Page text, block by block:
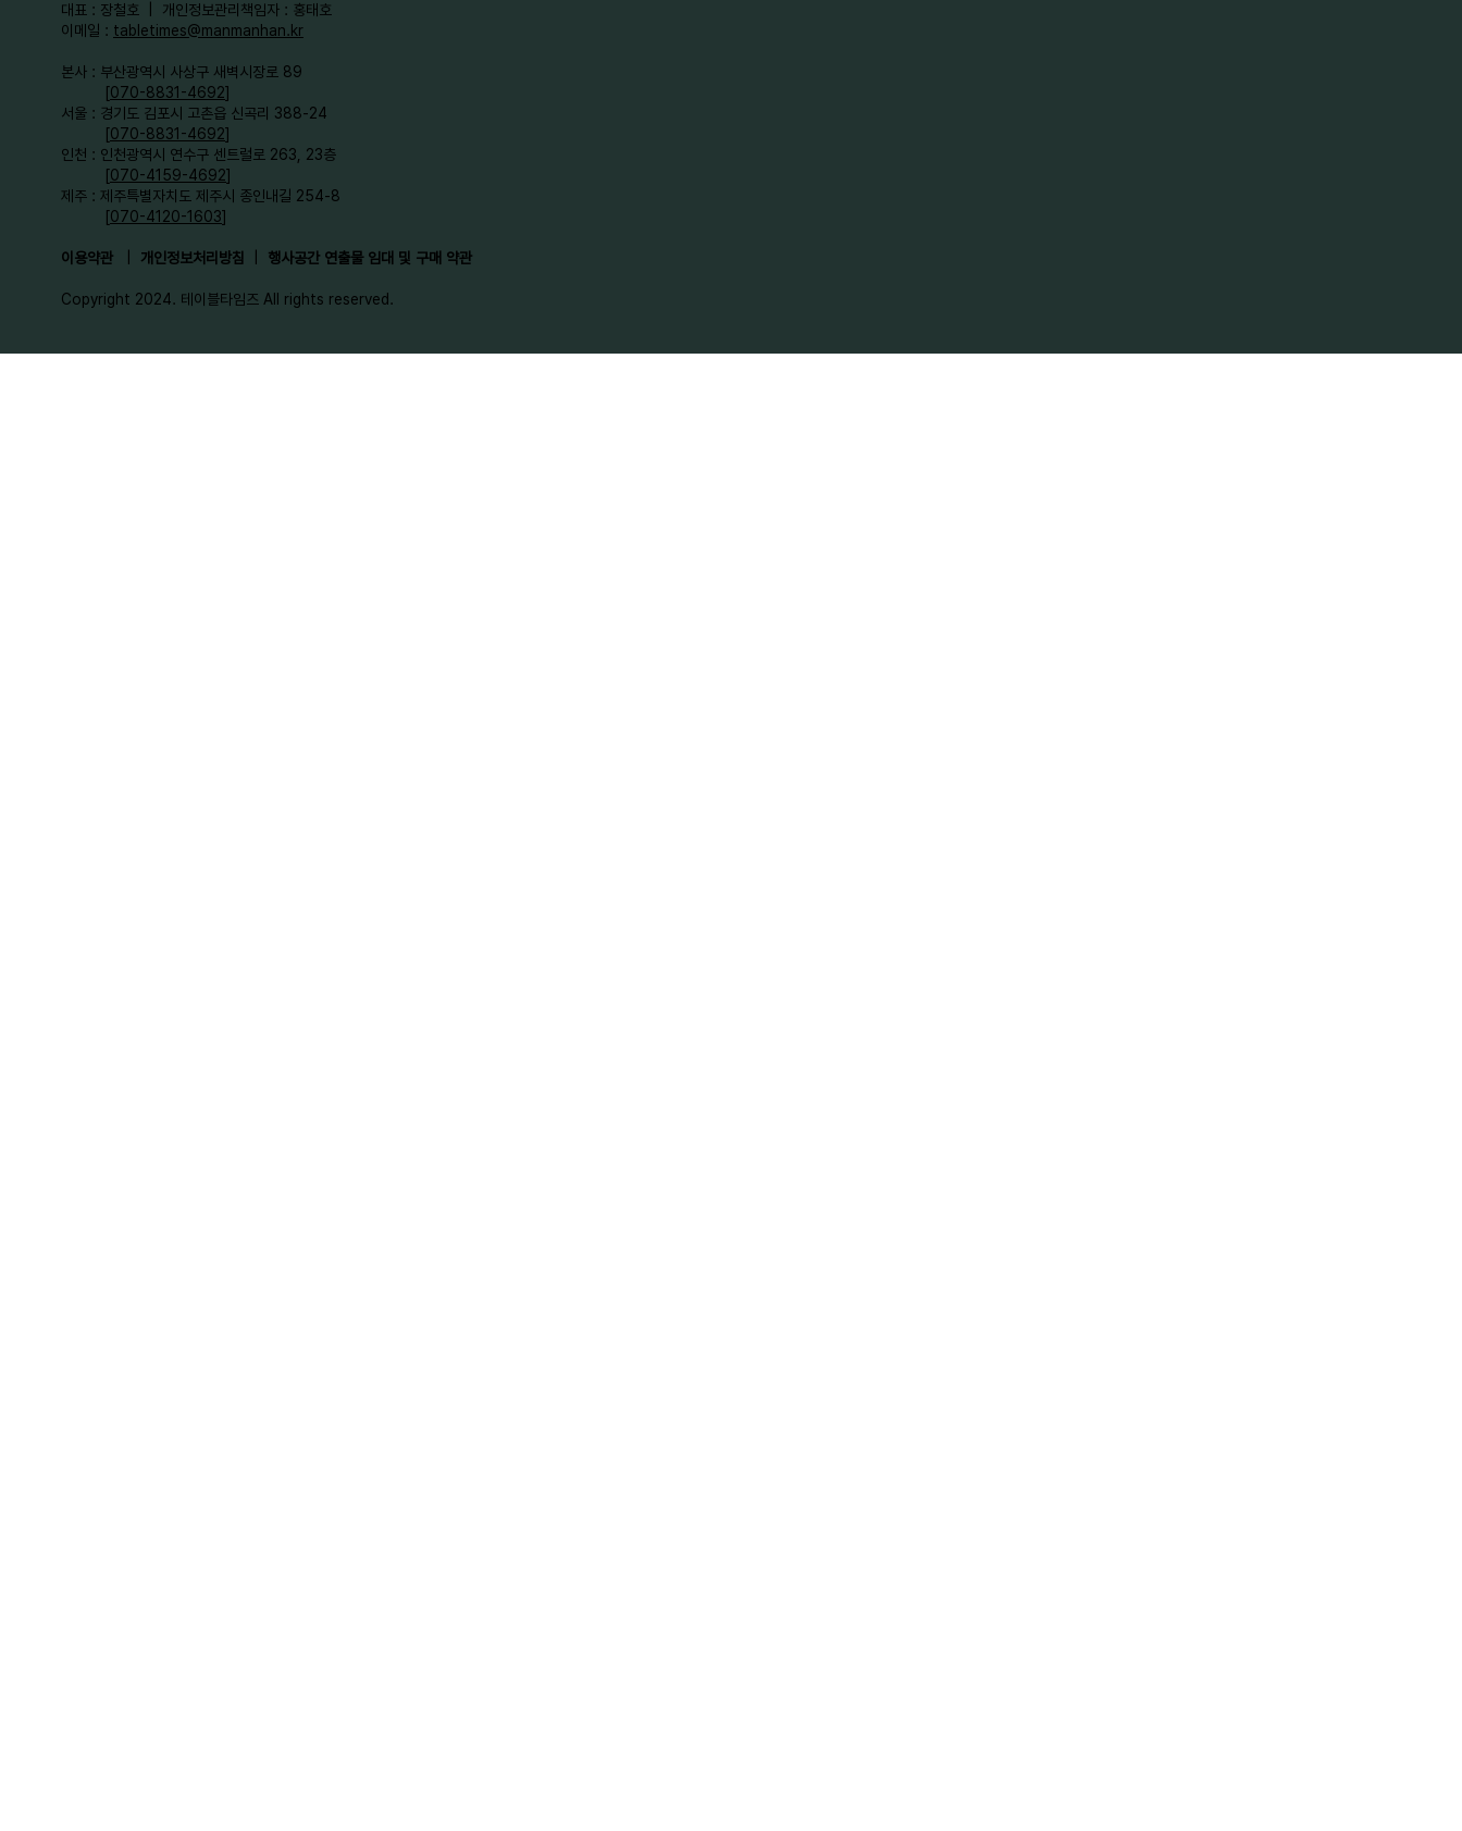
대표 : 장철호 | 개인정보관리책임자 : 홍태호
이메일 : tabletimes@manmanhan.kr
본사 : 부산광역시 사상구 새벽시장로 89
[070-8831-4692]
서울 : 경기도 김포시 고촌읍 신곡리 388-24
[070-8831-4692]
인천 : 인천광역시 연수구 센트럴로 263, 23층
[070-4159-4692]​
제주 : 제주특별자치도 제주시 종인내길 254-8
[070-4120-1603]
이용약관 개인정보처리방침 행사공간 연출물 임대 및 구매 약관
Copyright 2024. 테이블타임즈 All rights reserved.